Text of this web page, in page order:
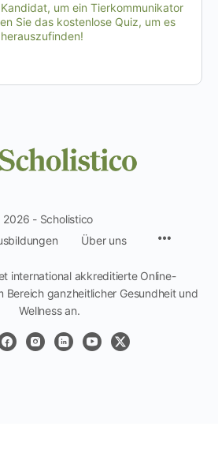
um ein Tierkommunikator
Sie das kostenlose Quiz, um es
herauszufinden!
- Scholistico
Über uns
international akkreditierte Online-
Bereich ganzheitlicher Gesundheit und
Wellness an.